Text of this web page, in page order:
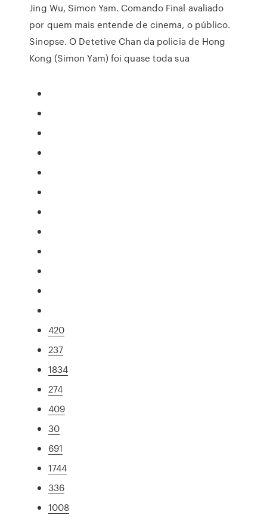
Jing Wu, Simon Yam. Comando Final avaliado
por quem mais entende de cinema, o público.
Sinopse. O Detetive Chan da policia de Hong
Kong (Simon Yam) foi quase toda sua
420
237
1834
274
409
30
691
1744
336
1008